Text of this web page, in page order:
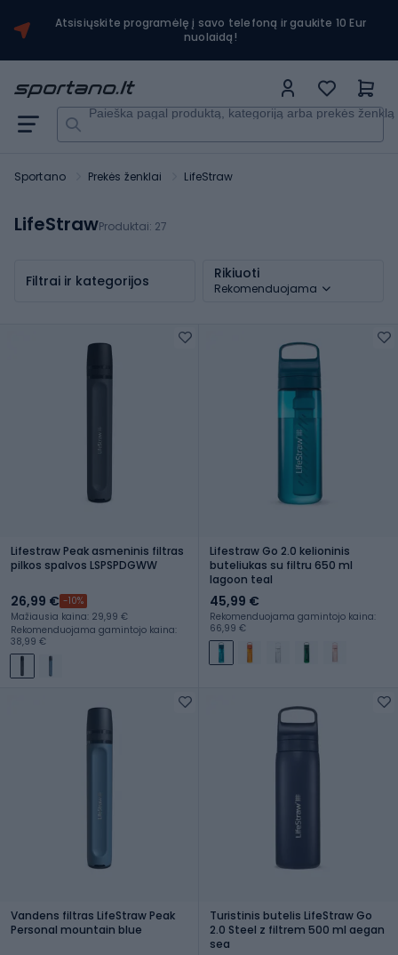
Atsisiųskite programėlę į savo telefoną ir gaukite 10 Eur
nuolaidą!
Paieška pagal produktą, kategoriją arba prekės ženklą
Sportano Prekės ženklai LifeStraw
LifeStrawProduktai: 27
Filtrai ir kategorijos Rikiuoti
Rekomenduojama
Lifestraw Peak asmeninis filtras
pilkos spalvos LSPSPDGWW
26,99 € -10%
Mažiausia kaina: 29,99 €
Rekomenduojama gamintojo kaina:
38,99 €
Lifestraw Go 2.0 kelioninis
buteliukas su filtru 650 ml
lagoon teal
45,99 €
Rekomenduojama gamintojo kaina:
66,99 €
Vandens filtras LifeStraw Peak
Personal mountain blue
Turistinis butelis LifeStraw Go
2.0 Steel z filtrem 500 ml aegan
sea